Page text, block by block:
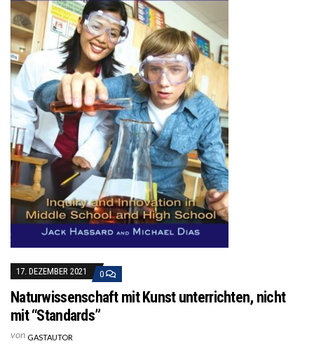
17. DEZEMBER 2021 0
Naturwissenschaft mit Kunst unterrichten, nicht
mit “Standards”
von GASTAUTOR